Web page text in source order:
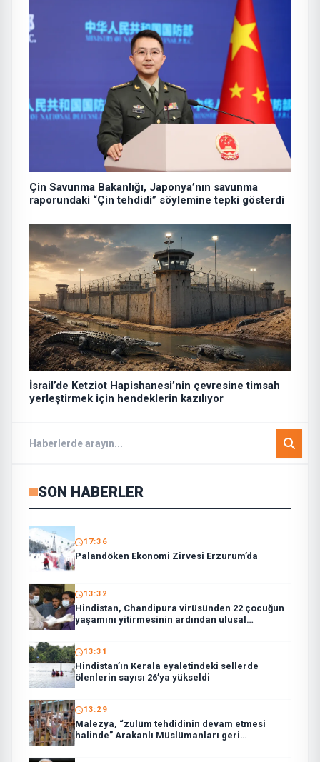
Çin Savunma Bakanlığı, Japonya’nın savunma
raporundaki “Çin tehdidi” söylemine tepki gösterdi
İsrail’de Ketziot Hapishanesi’nin çevresine timsah
yerleştirmek için hendeklerin kazılıyor
SON HABERLER
17:36
Palandöken Ekonomi Zirvesi Erzurum’da
13:32
Hindistan, Chandipura virüsünden 22 çocuğun
yaşamını yitirmesinin ardından ulusal
13:31
Hindistan’ın Kerala eyaletindeki sellerde
ölenlerin sayısı 26’ya yükseldi
13:29
Malezya, “zulüm tehdidinin devam etmesi
halinde” Arakanlı Müslümanları geri